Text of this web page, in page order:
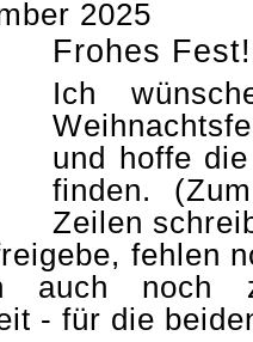
2025
Frohes Fest!
Ich
und hoffe
finden.
Zeilen
fehlen
auch noch
- für die